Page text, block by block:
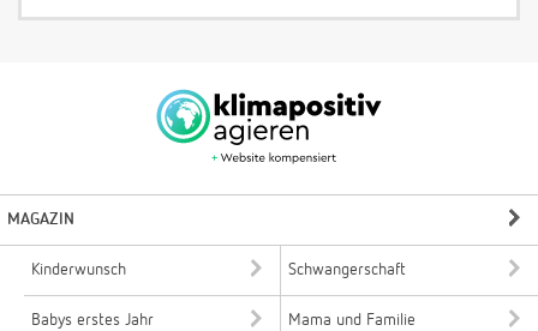
MAGAZIN
Kinderwunsch Schwangerschaft
Babys erstes Jahr Mama und Familie